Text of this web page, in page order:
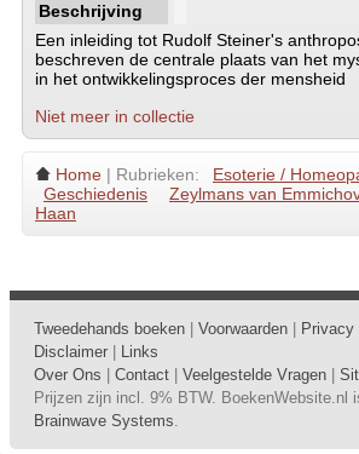
Beschrijving
Een inleiding tot Rudolf Steiner's
beschreven de centrale plaats van het
in het ontwikkelingsproces der mensheid
Niet meer in collectie
Home | Rubrieken:
Esoterie /
Geschiedenis
Zeylmans van
Haan
Tweedehands boeken Voorwaarden Privacy
Disclaimer
Links
Over Ons
Contact Veelgestelde Vragen
Prijzen zijn incl. 9% BTW. BoekenWebsite.nl
Brainwave Systems.